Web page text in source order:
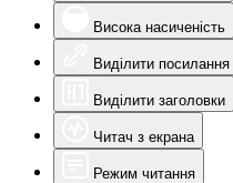
Висока насиченість
Виділити посилання
Виділити заголовки
Читач з екрана
Режим читання